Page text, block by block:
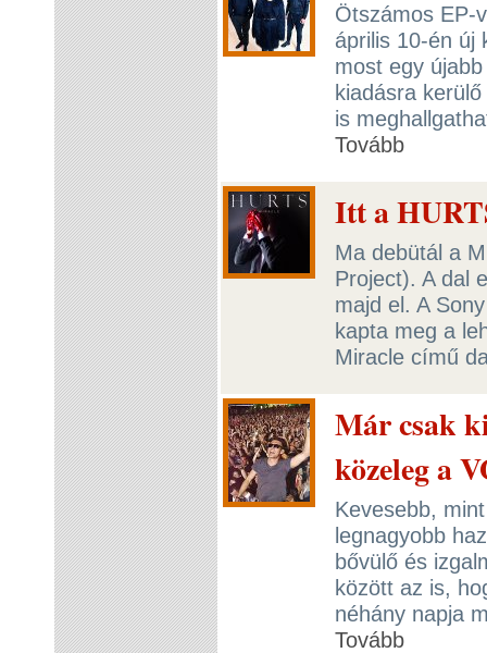
Ötszámos EP-
április 10-én új
most egy
kiadásra
is
Tovább
Itt a
Ma debütál a
Project). A dal
majd el. A
kapta meg a
Miracle című
Már csak
közeleg a
Kevesebb,
legnagyobb
bővülő és
között az is,
néhány napja
Tovább